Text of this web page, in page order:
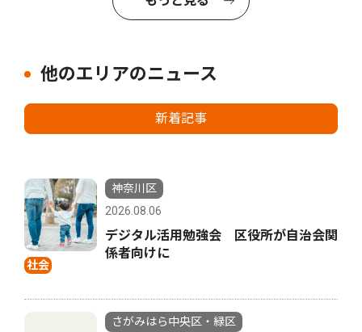
他のエリアのニュース
新着記事
社会
神奈川区
2026.08.06
デジタル活用勉強会 区役所が自治会関
係者向けに
さがみはら中央区・緑区